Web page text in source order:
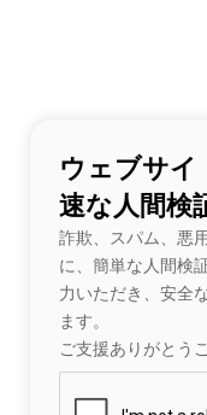
ウェブサイ
速な人間検
詐欺、スパム、悪
に、簡単な人間検
力いただき、安全
ます。
ご支援ありがとう